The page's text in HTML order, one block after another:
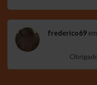
frederico69 em